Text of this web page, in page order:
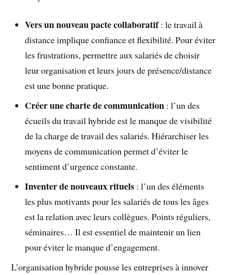
Vers un nouveau pacte collaboratif: le travail à
distance implique confiance et flexibilité. Pour éviter
les frustrations, permettre aux salariés de choisir
leur organisation et leurs jours de présence/distance
est une bonne pratique.
Créer une charte de communication : l’un des
écueils du travail hybride est le manque de visibilité
de la charge de travail des salariés. Hiérarchiser les
moyens de communication permet d’éviter le
sentiment d’urgence constante.
Inventer de nouveaux rituels : l’un des éléments
les plus motivants pour les salariés de tous les âges
est la relation avec leurs collègues. Points réguliers,
séminaires… Il est essentiel de maintenir un lien
pour éviter le manque d’engagement.
L’organisation hybride pousse les entreprises à innover